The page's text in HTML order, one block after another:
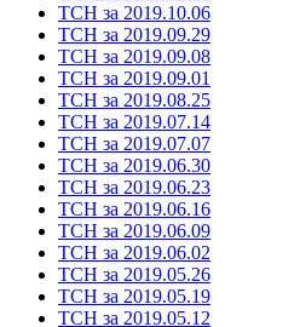
ТСН за 2019.10.06
ТСН за 2019.09.29
ТСН за 2019.09.08
ТСН за 2019.09.01
ТСН за 2019.08.25
ТСН за 2019.07.14
ТСН за 2019.07.07
ТСН за 2019.06.30
ТСН за 2019.06.23
ТСН за 2019.06.16
ТСН за 2019.06.09
ТСН за 2019.06.02
ТСН за 2019.05.26
ТСН за 2019.05.19
ТСН за 2019.05.12